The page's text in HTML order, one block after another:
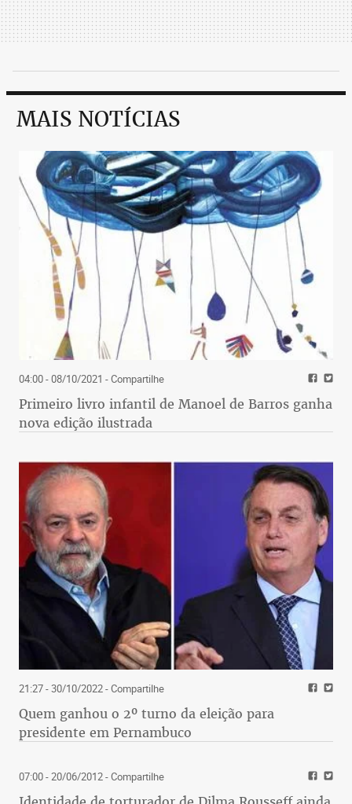
MAIS NOTÍCIAS
04:00 - 08/10/2021 - Compartilhe
Primeiro livro infantil de Manoel de Barros ganha
nova edição ilustrada
21:27 - 30/10/2022- Compartilhe
Quem ganhou o 2º turno da eleição para
presidente em Pernambuco
07:00 - 20/06/2012- Compartilhe